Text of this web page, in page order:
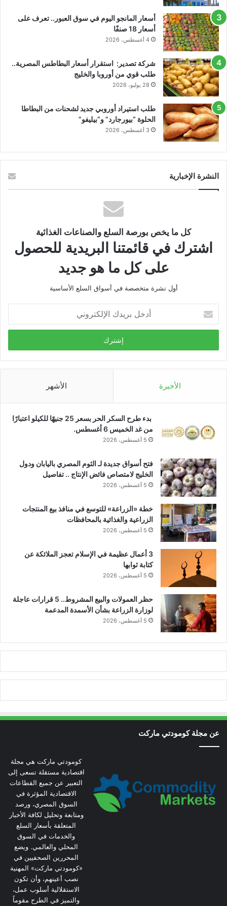
أسعار المانجو اليوم في سوق العبور.. تعرف على
أسعار 18 صنفًا
4 أغسطس، 2026
شركة تصدير: استقرار أسعار البطاطس المصرية..
طلب قوي من أوروبا والخليج
28 يوليو، 2026
طلب استيراد أوروبي جديد لشحنات من البطاطا
الحلوة “بيورجارد” و”بيليفو”
3 أغسطس، 2026
النشرة الإخبارية
كل ما يخص بورصة السلع والصناعات الغذائية
اشترك في قائمتنا البريدية للحصول
على كل ما هو جديد
أول نشرة متخصصة في أسواق السلع الأساسية
بريدك
الإلكتروني
الأخيرة الأشهر
بدء طرح السكر الحر بسعر 25 جنيهًا للكيلو اعتبارًا
من غد الخميس 6 أغسطس.
5 أغسطس، 2026
فتح أسواق جديدة لـ الثوم المصري باليابان ودول
الخليج لامتصاص فائض الإنتاج .. تفاصيل
5 أغسطس، 2026
خطة «الزراعة» للتوسع في منافذ بيع المنتجات
الزراعية والغذائية بالمحافظات
5 أغسطس، 2026
3 أعمال عظيمة في الإسلام تعجز الملائكة عن
كتابة ثوابها
5 أغسطس، 2026
حظر العمولات والبيع المشروط.. 5 قرارات عاجلة
لوزارة الزراعة بشأن الأسمدة المدعمة
5 أغسطس، 2026
عن مجلة كومودتي ماركت
كومودتي ماركت هي مجلة
اقتصادية مستقلة تسعى إلى
التعبير عن جميع القطاعات
الاقتصادية المؤثرة في
السوق المصري، ورصد
ومتابعة وتحليل لكافة الأخبار
المتعلقة بأسعار السلع
والخدمات في السوق
المحلي والعالمي. ويضع
المحررين الصحفيين في
«كومودتي ماركت» المهنية
نصب أعينهم، وأن تكون
الاستقلالية أسلوب عمل،
والتميز في الطرح مقوماً